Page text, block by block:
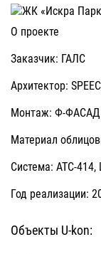
О проекте
Заказчик: ГАЛС
Архитектор:
Монтаж: Ф-ФАСАД
Материал
Система: АТС-414,
Год реализации:
Объекты U-kon: